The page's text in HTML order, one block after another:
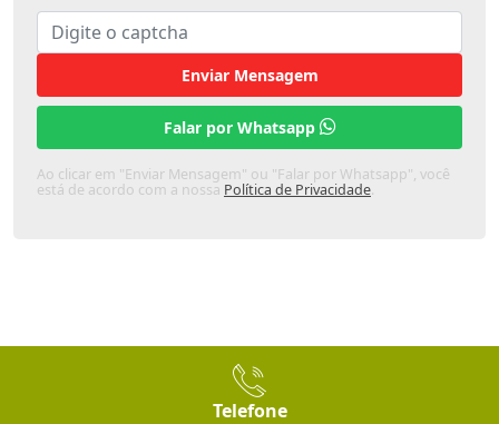
Enviar Mensagem
Falar por Whatsapp
Ao clicar em "Enviar Mensagem" ou "Falar por Whatsapp", você
está de acordo com a nossa Política de Privacidade.
Telefone